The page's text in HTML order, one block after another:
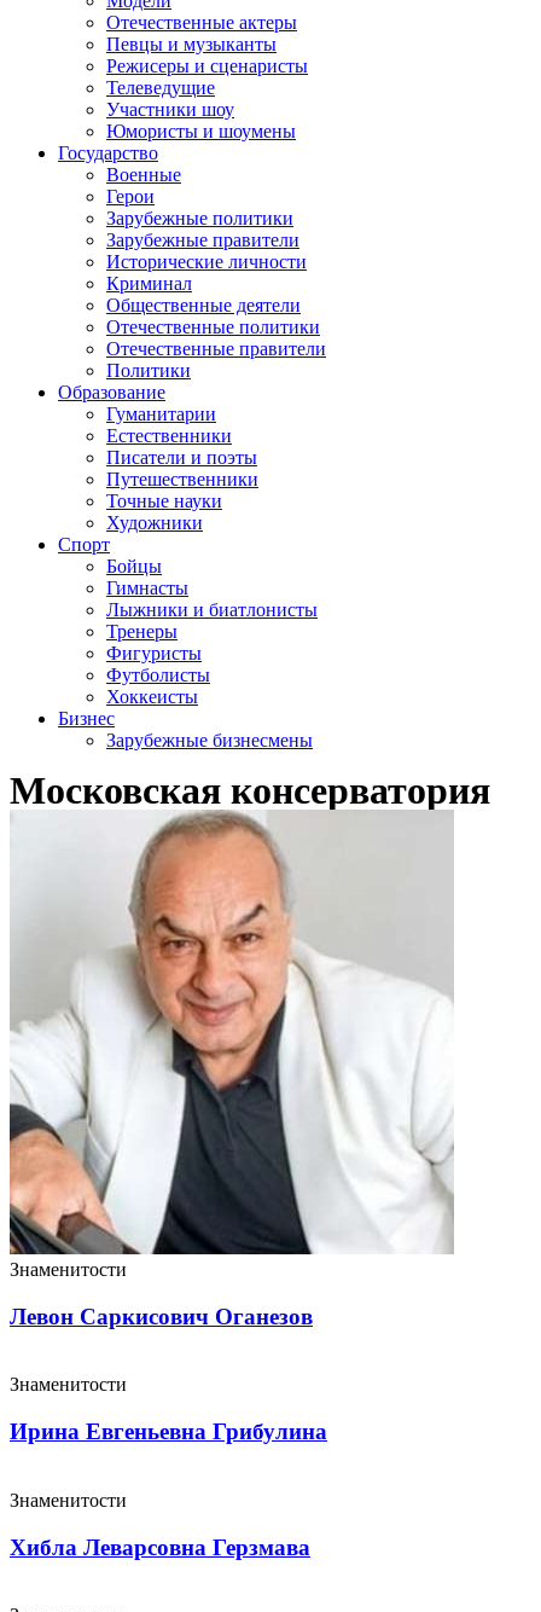
Отечественные актеры
Певцы и музыканты
Режисеры и сценаристы
Телеведущие
Участники шоу
Юмористы и шоумены
Государство
Военные
Герои
Зарубежные политики
Зарубежные правители
Исторические личности
Криминал
Общественные деятели
Отечественные политики
Отечественные правители
Политики
Образование
Гуманитарии
Естественники
Писатели и поэты
Путешественники
Точные науки
Художники
Спорт
Бойцы
Гимнасты
Лыжники и биатлонисты
Тренеры
Фигуристы
Футболисты
Хоккеисты
Бизнес
Зарубежные бизнесмены
Московская консерватория
Знаменитости
Левон Саркисович Оганезов
Знаменитости
Ирина Евгеньевна Грибулина
Знаменитости
Хибла Леварсовна Герзмава